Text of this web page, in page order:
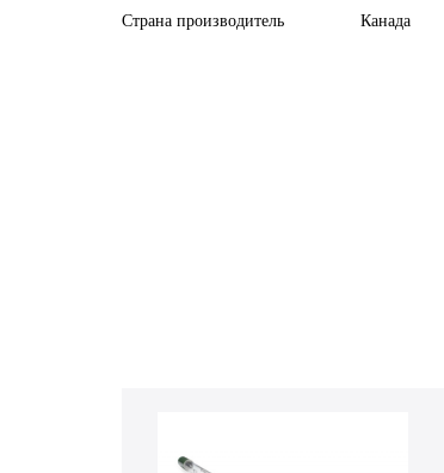
Страна производитель Канада